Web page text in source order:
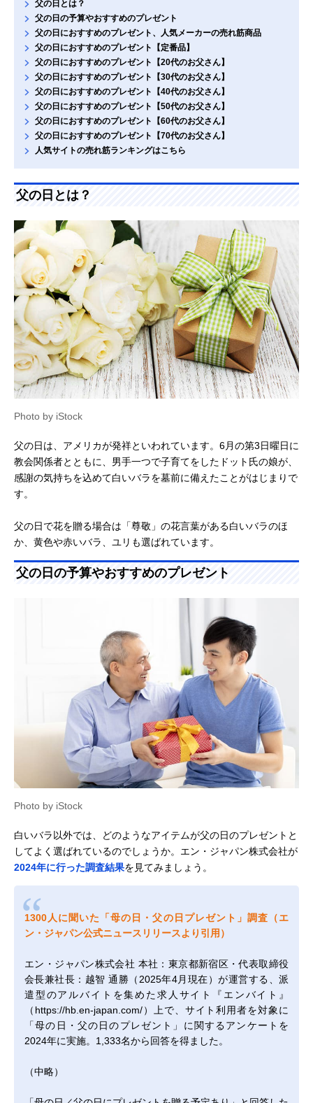
父の日とは？
父の日の予算やおすすめのプレゼント
父の日におすすめのプレゼント、人気メーカーの売れ筋商品
父の日におすすめのプレゼント【定番品】
父の日におすすめのプレゼント【20代のお父さん】
父の日におすすめのプレゼント【30代のお父さん】
父の日におすすめのプレゼント【40代のお父さん】
父の日におすすめのプレゼント【50代のお父さん】
父の日におすすめのプレゼント【60代のお父さん】
父の日におすすめのプレゼント【70代のお父さん】
人気サイトの売れ筋ランキングはこちら
父の日とは？
Photo by iStock
父の日は、アメリカが発祥といわれています。6月の第3日曜日に
教会関係者とともに、男手一つで子育てをしたドット氏の娘が、
感謝の気持ちを込めて白いバラを墓前に備えたことがはじまりで
す。
父の日で花を贈る場合は「尊敬」の花言葉がある白いバラのほ
か、黄色や赤いバラ、ユリも選ばれています。
父の日の予算やおすすめのプレゼント
Photo by iStock
白いバラ以外では、どのようなアイテムが父の日のプレゼントと
してよく選ばれているのでしょうか。エン・ジャパン株式会社が
2024年に行った調査結果を見てみましょう。
1300人に聞いた「母の日・父の日プレゼント」調査（エ
ン・ジャパン公式ニュースリリースより引用）
エン・ジャパン株式会社 本社：東京都新宿区・代表取締役
会長兼社長：越智 通勝（2025年4月現在）が運営する、派
遣型のアルバイトを集めた求人サイト『エンバイト』
（https://hb.en-japan.com/）上で、サイト利用者を対象に
「母の日・父の日のプレゼント」に関するアンケートを
2024年に実施。1,333名から回答を得ました。
（中略）